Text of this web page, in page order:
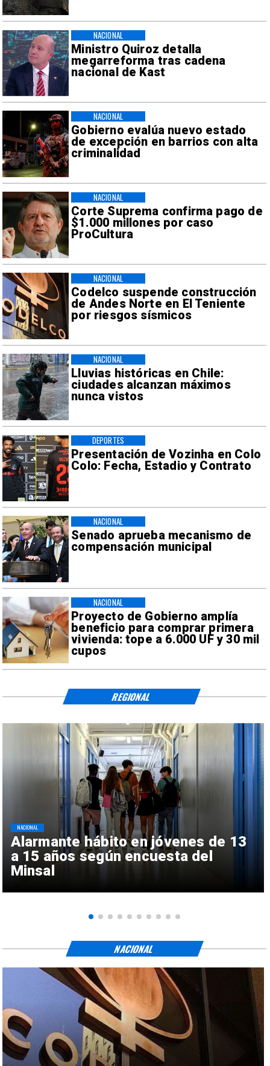
Ministro Quiroz detalla
megarreforma tras cadena
nacional de Kast
NACIONAL
Gobierno evalúa nuevo estado
de excepción en barrios con alta
criminalidad
NACIONAL
Corte Suprema confirma pago de
$1.000 millones por caso
ProCultura
NACIONAL
Codelco suspende construcción
de Andes Norte en El Teniente
por riesgos sísmicos
NACIONAL
Lluvias históricas en Chile:
ciudades alcanzan máximos
nunca vistos
NACIONAL
Presentación de Vozinha en Colo
Colo: Fecha, Estadio y Contrato
DEPORTES
Senado aprueba mecanismo de
compensación municipal
NACIONAL
Proyecto de Gobierno amplía
beneficio para comprar primera
vivienda: tope a 6.000 UF y 30 mil
cupos
NACIONAL
Alarmante hábito en jóvenes de 13
a 15 años según encuesta del
Minsal
NACIONAL
REGIONAL
NACIONAL